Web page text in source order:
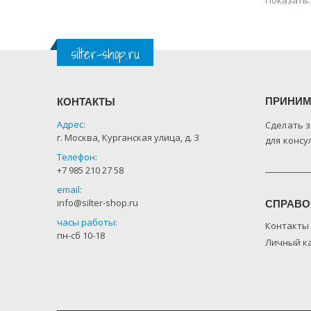
silter-shop.ru
КОНТАКТЫ
Адрес:
г. Москва, Курганская улица, д. 3
Телефон:
+7 985 210 27 58
email:
info@silter-shop.ru
часы работы:
пн-сб 10-18
Сделать
для
Контакты
Личный